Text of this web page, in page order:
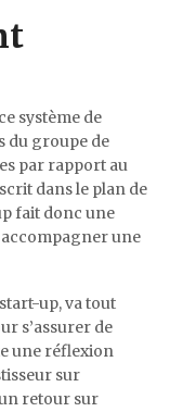
système de
du groupe de
par rapport au
dans le plan de
fait donc une
une
up, va tout
s’assurer de
une réflexion
sur
retour sur